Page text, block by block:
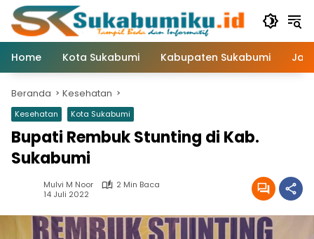
Langsung
konten
Home
Kota Sukabumi Kabupaten Sukabumi
Beranda Kesehatan
Kesehatan Kota Sukabumi
Bupati Rembuk Stunting di Kab.
Sukabumi
Mulvi M Noor
2 Min Baca
14 Juli 2022